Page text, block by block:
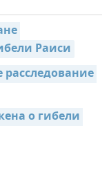
Раиси
о гибели